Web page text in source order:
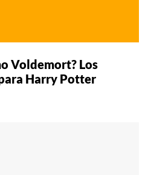
Voldemort? Los
Harry Potter